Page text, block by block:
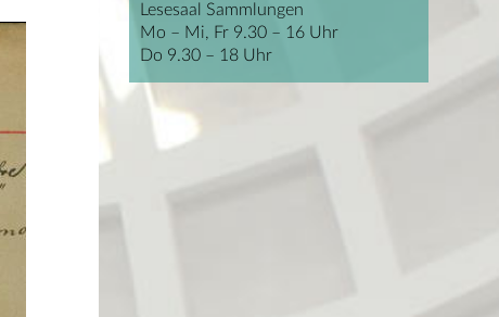
Lesesaal Sammlungen
Mo – Mi, Fr 9.30 – 16 Uhr
Do 9.30 – 18 Uhr